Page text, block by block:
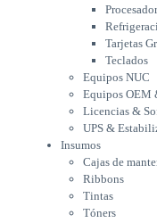
Equipos
Licencias &
UPS &
Insumos
Cajas de
Ribbons
Tintas
Tóners
Varios
Network
Accesorios
Adaptadores
Tarjetas
Teclados
Equipos NUC
Equipos OEM
Licencias &
UPS &
Insumos
Cajas de
Ribbons
Tintas
Tóners